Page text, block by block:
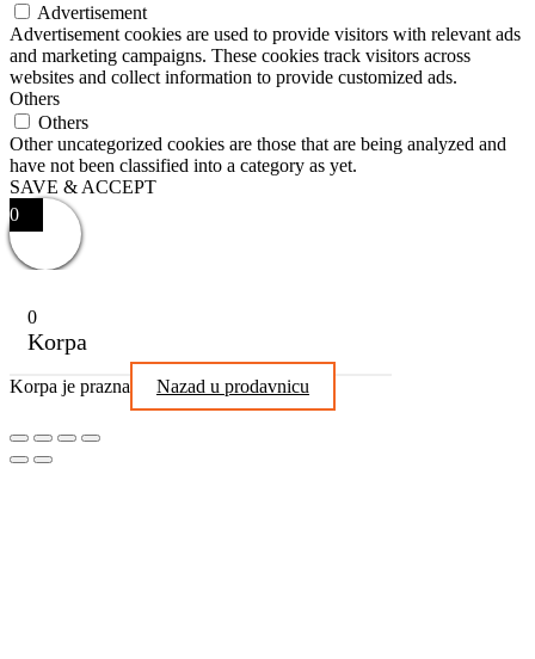
Advertisement
Advertisement cookies are used to provide visitors with relevant ads
and marketing campaigns. These cookies track visitors across
websites and collect information to provide customized ads.
Others
Others
Other uncategorized cookies are those that are being analyzed and
have not been classified into a category as yet.
SAVE & ACCEPT
0
0
Korpa
Korpa je prazna Nazad u prodavnicu